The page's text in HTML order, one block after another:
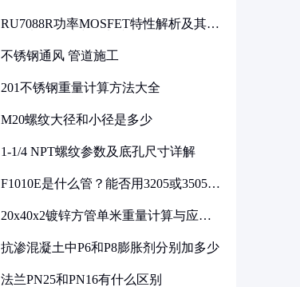
RU7088R功率MOSFET特性解析及其在
不锈钢通风 管道施工
201不锈钢重量计算方法大全
M20螺纹大径和小径是多少
1-1/4 NPT螺纹参数及底孔尺寸详解
F1010E是什么管？能否用3205或3505代
20x40x2镀锌方管单米重量计算与应用
抗渗混凝土中P6和P8膨胀剂分别加多少
法兰PN25和PN16有什么区别